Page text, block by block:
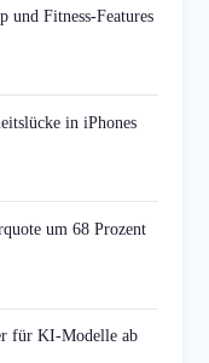
und Fitness-Features
in iPhones
um 68 Prozent
für KI-Modelle ab